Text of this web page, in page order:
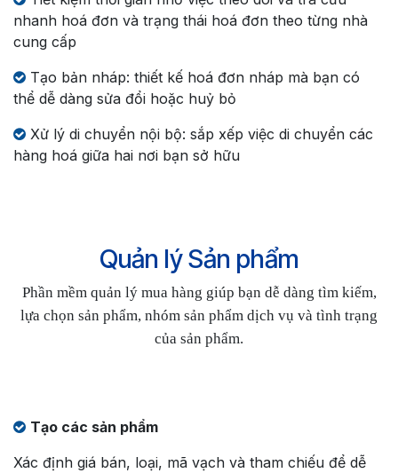
nhanh hoá đơn và trạng thái hoá đơn theo từng nhà
cung cấp
Tạo bản nháp: thiết kế hoá đơn nháp mà bạn có
thể dễ dàng sửa đổi hoặc huỷ bỏ
Xử lý di chuyển nội bộ: sắp xếp việc di chuyển các
hàng hoá giữa hai nơi bạn sở hữu
Quản lý Sản phẩm
Phần mềm quản lý mua hàng giúp bạn dễ dàng tìm kiếm,
lựa chọn sản phẩm, nhóm sản phẩm dịch vụ và tình trạng
của sản phẩm.
Tạo các sản phẩm
Xác định giá bán, loại, mã vạch và tham chiếu để dễ